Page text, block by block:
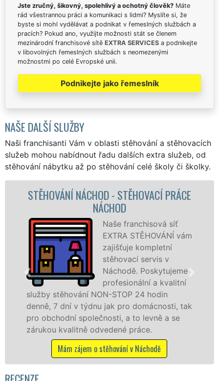
Jste zručný, šikovný, spolehlivý a ochotný člověk? Máte
rád všestrannou práci a komunikaci s lidmi? Myslíte si, že
byste si mohl vydělávat a podnikat v řemeslných službách a
pracích? Pokud ano, využijte možnosti stát se členem
mezinárodní franchisové sítě EXTRA SERVICES a podnikejte
v libovolných řemeslných službách s neomezenými
možnostmi po celé Evropské unii.
Podnikejte jako řemeslník
NAŠE DALŠÍ SLUŽBY
Naši franchisanti Vám v oblasti stěhování a stěhovacích
služeb mohou nabídnout řadu dalších extra služeb, od
stěhování nábytku až po stěhování celé školy či školky.
PRÁCE
síť
vám
a kvalitní
tak
a se
STĚHOVACÍ SLUŽBA
STĚHOVACÍ FIRMA
speciální
služby zajišťujeme domácnostem
celém okresu Náchod se zárukou
franchisové sítě EXTRA
Nabízíme stěhovací služby NON-
včetně víkendů a svátků bez
Mám zájem o stěhovací služby v